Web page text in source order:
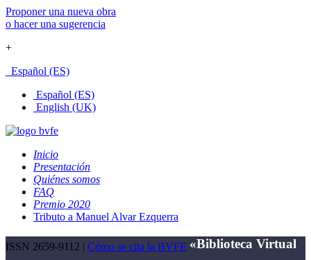
Proponer una nueva obra
o hacer una sugerencia
+
Español (ES)
Español (ES)
English (UK)
Inicio
Presentación
Quiénes somos
FAQ
Premio 2020
Tributo a Manuel Alvar Ezquerra
ISSN 2659-9112 | Cómo se cita la BVFE «Biblioteca Virtual